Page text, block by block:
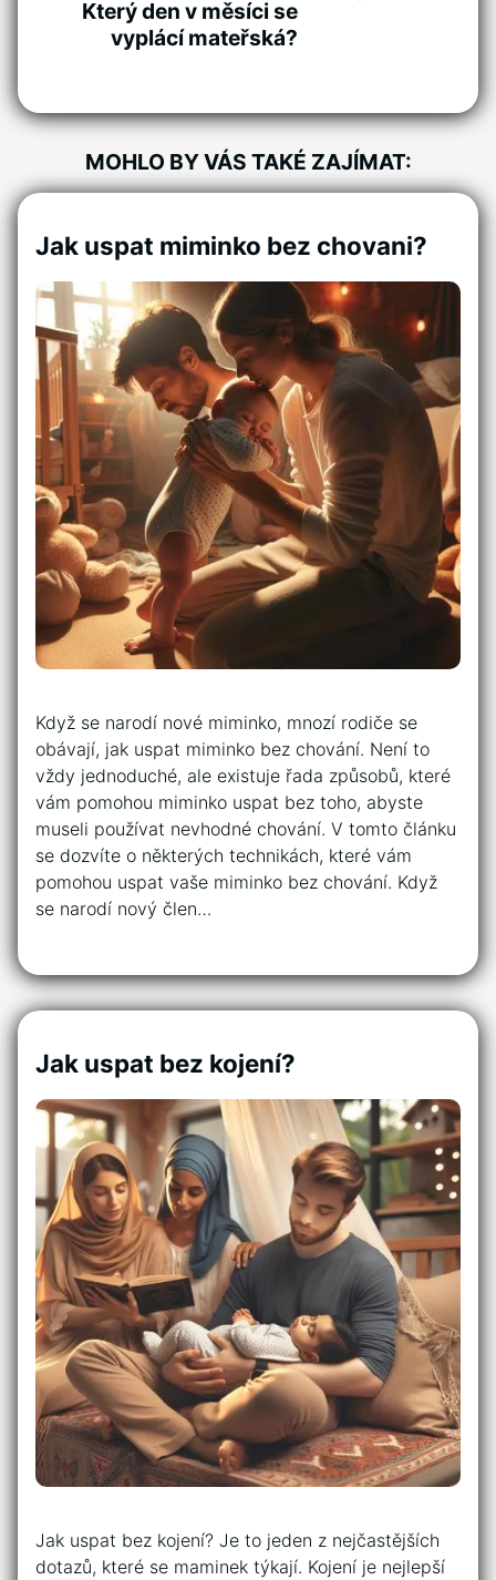
Který den v měsíci se
vyplácí mateřská?
MOHLO BY VÁS TAKÉ ZAJÍMAT:
Jak uspat miminko bez chovani?
Když se narodí nové miminko, mnozí rodiče se
obávají, jak uspat miminko bez chování. Není to
vždy jednoduché, ale existuje řada způsobů, které
vám pomohou miminko uspat bez toho, abyste
museli používat nevhodné chování. V tomto článku
se dozvíte o některých technikách, které vám
pomohou uspat vaše miminko bez chování. Když
se narodí nový člen…
Jak uspat bez kojení?
Jak uspat bez kojení? Je to jeden z nejčastějších
dotazů, které se maminek týkají. Kojení je nejlepší